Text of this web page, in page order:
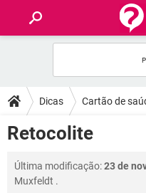
FÓRUM
SAÚDE
FAMÍLIA
Dicas Cartão de
Retocolite
Última modificação:23 de
Muxfeldt .